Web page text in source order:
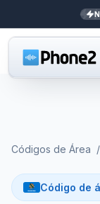
Códigos de Área /
Código de